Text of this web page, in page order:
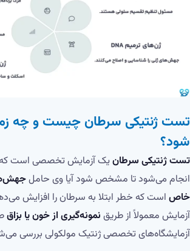
تست ژنتیکی سرطان چیست و چه
شود؟
تست ژنتیکی سرطان
انجام می‌شود تا مشخص شود آیا وی حامل
خاص است که خطر ابتلا به سرطان را افزایش
آزمایش معمولاً از طریق نمونه‌گیری از خون یا بزاق
آزمایشگاه‌های تخصصی ژنتیک مولکولی بررسی